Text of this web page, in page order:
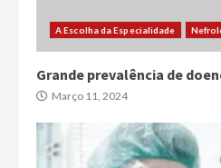
A Escolha da Especialidade
Grande prevalência de
Março 11, 2024